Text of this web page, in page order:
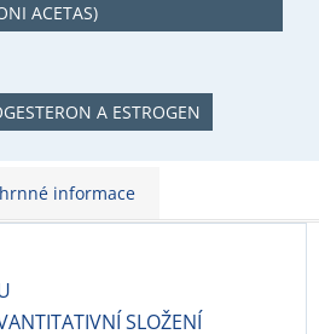
ACETAS)
A ESTROGEN
informace
SLOŽENÍ